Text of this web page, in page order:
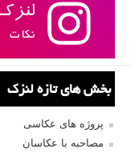
بخش های تازه لنزک
پروژه های عکاسی
مصاحبه با عکاسان